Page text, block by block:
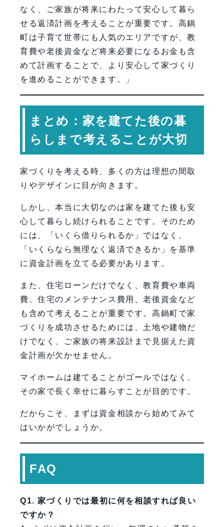
なく、ご家族が将来にわたって安心して暮ら
せる返済計画を考えることが重要です。高鍋
町は子育て世帯にも人気のエリアですが、教
育費や老後資金など将来必要になるお金も含
めて計画することで、より安心して家づくり
を進めることができます。」
まとめ：家を建てた後の暮
らしまで考えることが大切
家づくりを考える時、多くの方は理想の間取
りやデザインに目が向きます。
しかし、本当に大切なのは家を建てた後も安
心して暮らし続けられることです。そのため
には、「いくら借りられるか」ではなく、
「いくらなら無理なく返済できるか」を基準
に資金計画を立てる必要があります。
また、住宅ローンだけでなく、教育費や車両
費、住宅のメンテナンス費用、老後資金など
も含めて考えることが重要です。高鍋町で家
づくりを成功させるためには、土地や建物だ
けでなく、ご家族の将来設計まで見据えた資
金計画が欠かせません。
マイホームは建てることがゴールではなく、
その家で長く幸せに暮らすことが目的です。
だからこそ、まずは資金相談から始めてみて
はいかがでしょうか。
FAQ
Q1. 家づくりでは最初に何を相談すれば良い
ですか？